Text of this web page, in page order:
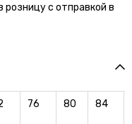
с отправкой в
76 80 84